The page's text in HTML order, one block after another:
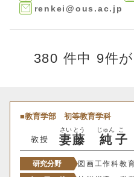
renkei@ous.ac.jp
380 件中 9件
教育学部 初等教育学科
教授 妻
さい
藤
とう
純
じゅん
子
こ
研究分野
図画工作科教
キーワード